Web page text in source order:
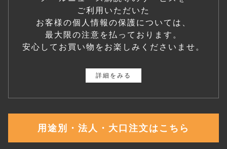
ご利用いただいた
お客様の個人情報の保護については、
最大限の注意を払っております。
安心してお買い物をお楽しみくださいませ。
詳細をみる
用途別・法人・大口注文はこちら